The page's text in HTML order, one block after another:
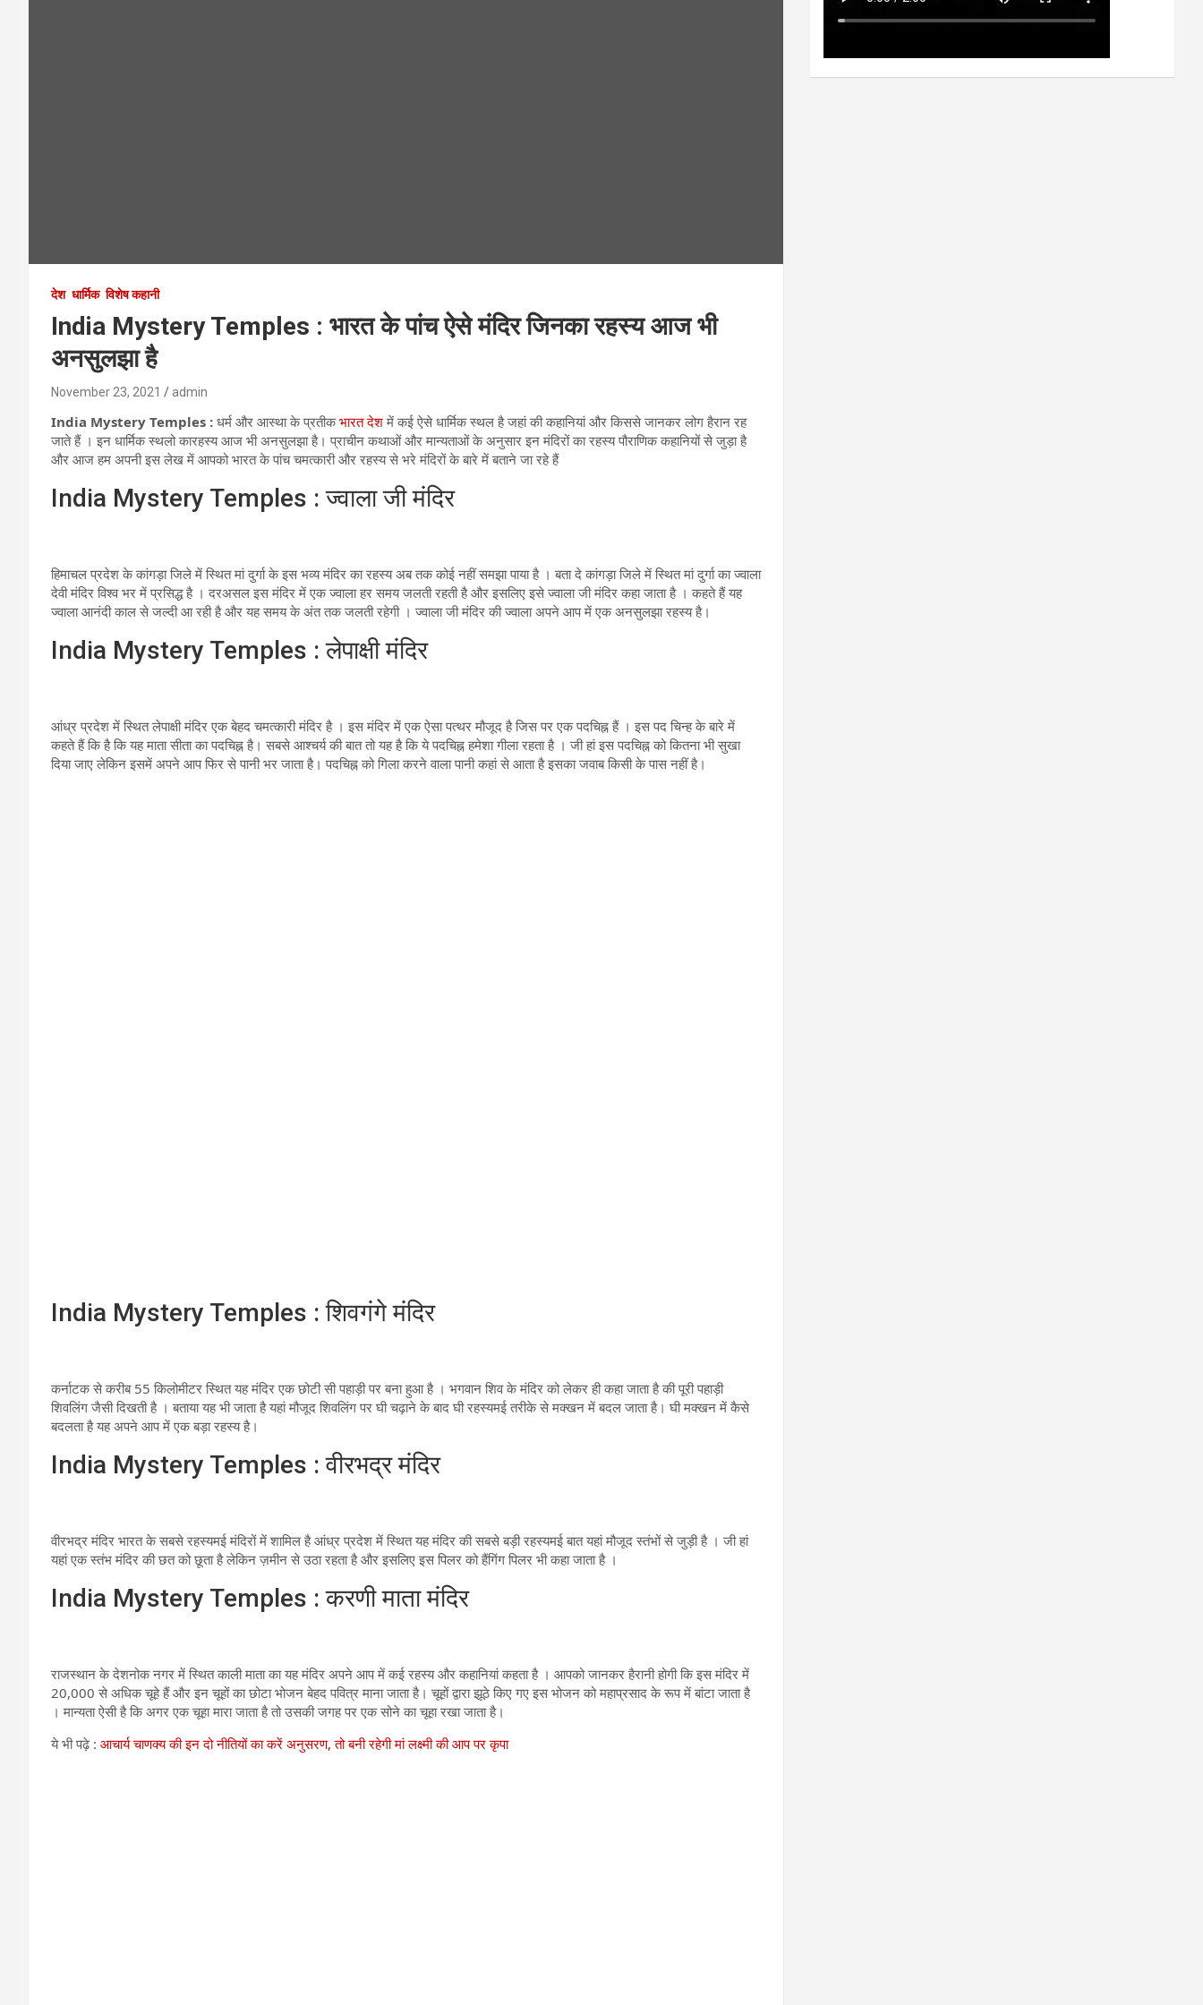
देश धार्मिक विशेष कहानी
India Mystery Temples : भारत के पांच ऐसे मंदिर जिनका रहस्य आज भी
अनसुलझा है
November 23, 2021 admin
India Mystery Temples : धर्म और आस्था के प्रतीकभारत देशमें कई ऐसे धार्मिक स्थल है जहां की कहानियां और किससे जानकर लोग हैरान रह
जाते हैं । इन धार्मिक स्थलो कारहस्य आज भी अनसुलझा है। प्राचीन कथाओं और मान्यताओं के अनुसार इन मंदिरों का रहस्य पौराणिक कहानियों से जुड़ा है
और आज हम अपनी इस लेख में आपको भारत के पांच चमत्कारी और रहस्य से भरे मंदिरों के बारे में बताने जा रहे हैं
India Mystery Temples : ज्वाला जी मंदिर
हिमाचल प्रदेश के कांगड़ा जिले में स्थित मां दुर्गा के इस भव्य मंदिर का रहस्य अब तक कोई नहीं समझा पाया है । बता दे कांगड़ा जिले में स्थित मां दुर्गा का ज्वाला
देवी मंदिर विश्व भर में प्रसिद्ध है । दरअसल इस मंदिर में एक ज्वाला हर समय जलती रहती है और इसलिए इसे ज्वाला जी मंदिर कहा जाता है । कहते हैं यह
ज्वाला आनंदी काल से जल्दी आ रही है और यह समय के अंत तक जलती रहेगी । ज्वाला जी मंदिर की ज्वाला अपने आप में एक अनसुलझा रहस्य है।
India Mystery Temples : लेपाक्षी मंदिर
आंध्र प्रदेश में स्थित लेपाक्षी मंदिर एक बेहद चमत्कारी मंदिर है । इस मंदिर में एक ऐसा पत्थर मौजूद है जिस पर एक पदचिह्न हैं । इस पद चिन्ह के बारे में
कहते हैं कि है कि यह माता सीता का पदचिह्न है। सबसे आश्चर्य की बात तो यह है कि ये पदचिह्न हमेशा गीला रहता है । जी हां इस पदचिह्न को कितना भी सुखा
दिया जाए लेकिन इसमें अपने आप फिर से पानी भर जाता है। पदचिह्न को गिला करने वाला पानी कहां से आता है इसका जवाब किसी के पास नहीं है।
India Mystery Temples : शिवगंगे मंदिर
कर्नाटक से करीब 55 किलोमीटर स्थित यह मंदिर एक छोटी सी पहाड़ी पर बना हुआ है । भगवान शिव के मंदिर को लेकर ही कहा जाता है की पूरी पहाड़ी
शिवलिंग जैसी दिखती है । बताया यह भी जाता है यहां मौजूद शिवलिंग पर घी चढ़ाने के बाद घी रहस्यमई तरीके से मक्खन में बदल जाता है। घी मक्खन में कैसे
बदलता है यह अपने आप में एक बड़ा रहस्य है।
India Mystery Temples : वीरभद्र मंदिर
वीरभद्र मंदिर भारत के सबसे रहस्यमई मंदिरों में शामिल है आंध्र प्रदेश में स्थित यह मंदिर की सबसे बड़ी रहस्यमई बात यहां मौजूद स्तंभों से जुड़ी है । जी हां
यहां एक स्तंभ मंदिर की छत को छूता है लेकिन ज़मीन से उठा रहता है और इसलिए इस पिलर को हैंगिंग पिलर भी कहा जाता है ।
India Mystery Temples : करणी माता मंदिर
राजस्थान के देशनोक नगर में स्थित काली माता का यह मंदिर अपने आप में कई रहस्य और कहानियां कहता है । आपको जानकर हैरानी होगी कि इस मंदिर में
20,000 से अधिक चूहे हैं और इन चूहों का छोटा भोजन बेहद पवित्र माना जाता है। चूहों द्वारा झूठे किए गए इस भोजन को महाप्रसाद के रूप में बांटा जाता है
। मान्यता ऐसी है कि अगर एक चूहा मारा जाता है तो उसकी जगह पर एक सोने का चूहा रखा जाता है।
ये भी पढ़े : आचार्य चाणक्य की इन दो नीतियों का करें अनुसरण, तो बनी रहेगी मां लक्ष्मी की आप पर कृपा